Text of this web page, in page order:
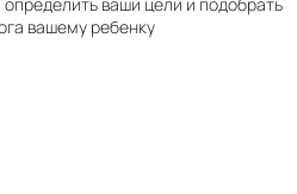
ваши цели и подобрать
вашему ребенку